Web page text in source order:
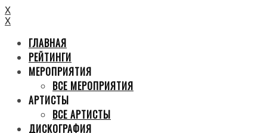
X
X
ГЛАВНАЯ
РЕЙТИНГИ
МЕРОПРИЯТИЯ
ВСЕ МЕРОПРИЯТИЯ
АРТИСТЫ
ВСЕ АРТИСТЫ
ДИСКОГРАФИЯ